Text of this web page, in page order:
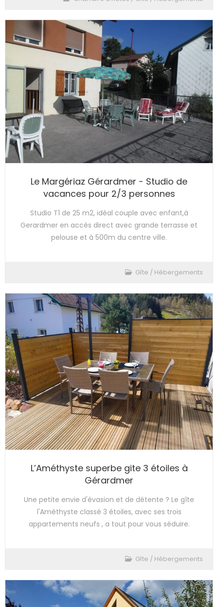
Le Margériaz Gérardmer - Studio de
vacances pour 2/3 personnes
Studio T1 de 25 m2, idéal couple avec enfant,à
Gerardmer en accès direct avec grande terrasse et
pelouse et à 500m du centre ville.
Gîte / Hébergements
L’Améthyste superbe gite 3 étoiles à
Gérardmer
Une petite envie d'évasion et de détente ? Le gîte
l'Améthyste classé 3 étoiles, avec ses trois
appartements neufs , a tout pour vous séduire.
Gîte / Hébergements